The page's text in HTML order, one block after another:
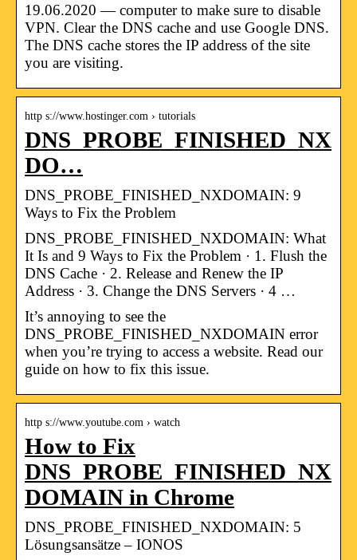
19.06.2020 — computer to make sure to disable
VPN. Clear the DNS cache and use Google DNS.
The DNS cache stores the IP address of the site
you are visiting.
http s://www.hostinger.com › tutorials
DNS_PROBE_FINISHED_NX
DO…
DNS_PROBE_FINISHED_NXDOMAIN: 9
Ways to Fix the Problem
DNS_PROBE_FINISHED_NXDOMAIN: What
It Is and 9 Ways to Fix the Problem · 1. Flush the
DNS Cache · 2. Release and Renew the IP
Address · 3. Change the DNS Servers · 4 …
It’s annoying to see the
DNS_PROBE_FINISHED_NXDOMAIN error
when you’re trying to access a website. Read our
guide on how to fix this issue.
http s://www.youtube.com › watch
How to Fix
DNS_PROBE_FINISHED_NX
DOMAIN in Chrome
DNS_PROBE_FINISHED_NXDOMAIN: 5
Lösungsansätze – IONOS